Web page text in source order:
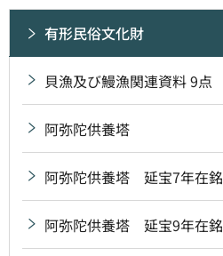
有形民俗文化財
貝漁及び鰻漁関連資料 9点
阿弥陀供養塔
阿弥陀供養塔 延宝7年在銘
阿弥陀供養塔 延宝9年在銘